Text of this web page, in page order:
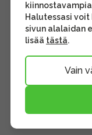
Halutessasi
sivun alalaidan
lisää tästä.
Vain